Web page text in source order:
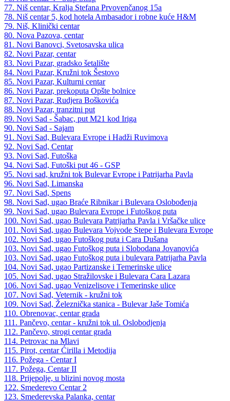
77. Niš centar, Kralja Stefana Prvovenčanog 15a
78. Niš centar 5, kod hotela Ambasador i robne kuće H&M
79. Niš, Klinički centar
80. Nova Pazova, centar
81. Novi Banovci, Svetosavska ulica
82. Novi Pazar, centar
83. Novi Pazar, gradsko šetalište
84. Novi Pazar, Kružni tok Šestovo
85. Novi Pazar, Kulturni centar
86. Novi Pazar, prekoputa Opšte bolnice
87. Novi Pazar, Rudjera Boškovića
88. Novi Pazar, tranzitni put
89. Novi Sad - Šabac, put M21 kod Iriga
90. Novi Sad - Sajam
91. Novi Sad, Bulevara Evrope i Hadži Ruvimova
92. Novi Sad, Centar
93. Novi Sad, Futoška
94. Novi Sad, Futoški put 46 - GSP
95. Novi sad, kružni tok Bulevar Evrope i Patrijarha Pavla
96. Novi Sad, Limanska
97. Novi Sad, Spens
98. Novi Sad, ugao Braće Ribnikar i Bulevara Oslobođenja
99. Novi Sad, ugao Bulevara Evrope i Futoškog puta
100. Novi Sad, ugao Bulevara Patrijarha Pavla i Vršačke ulice
101. Novi Sad, ugao Bulevara Vojvode Stepe i Bulevara Evrope
102. Novi Sad, ugao Futoškog puta i Cara Dušana
103. Novi Sad, ugao Futoškog puta i Slobodana Jovanovića
103. Novi Sad, ugao Futoškog puta i bulevara Patrijarha Pavla
104. Novi Sad, ugao Partizanske i Temerinske ulice
105. Novi Sad, ugao Stražilovske i Bulevara Cara Lazara
106. Novi Sad, ugao Venizelisove i Temerinske ulice
107. Novi Sad, Veternik - kružni tok
109. Novi Sad, Železnička stanica - Bulevar Jaše Tomića
110. Obrenovac, centar grada
111. Pančevo, centar - kružni tok ul. Oslobodjenja
112. Pančevo, strogi centar grada
114. Petrovac na Mlavi
115. Pirot, centar Ćirilla i Metodija
116. Požega - Centar I
117. Požega, Centar II
118. Prijepolje, u blizini novog mosta
122. Smederevo Centar 2
123. Smederevska Palanka, centar